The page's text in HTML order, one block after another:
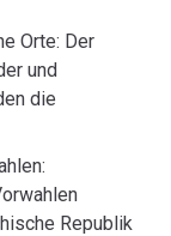
Orte: Der
und
die
Republik